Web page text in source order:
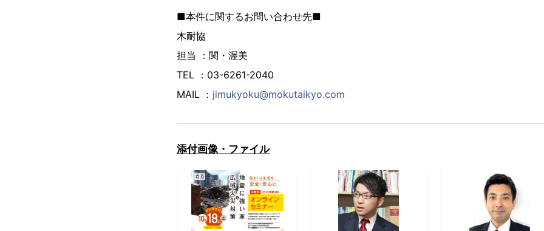
■本件に関するお問い合わせ先■
木耐協
担当 ：関・渥美
TEL ：03-6261-2040
MAIL ： jimukyoku@mokutaikyo.com
添付画像・ファイル